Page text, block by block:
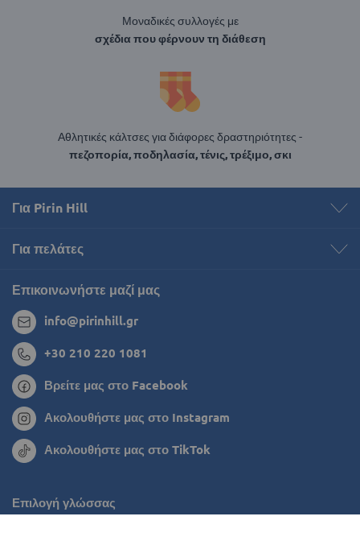
Μοναδικές συλλογές με
σχέδια που φέρνουν τη διάθεση
Αθλητικές κάλτσες για διάφορες δραστηριότητες -
πεζοπορία, ποδηλασία, τένις, τρέξιμο, σκι
Για Pirin Hill
Για πελάτες
Επικοινωνήστε μαζί μας
info@pirinhill.gr
+30 210 220 1081
Βρείτε μας στο Facebook
Ακολουθήστε μας στο Instagram
Ακολουθήστε μας στο TikTok
Επιλογή γλώσσας